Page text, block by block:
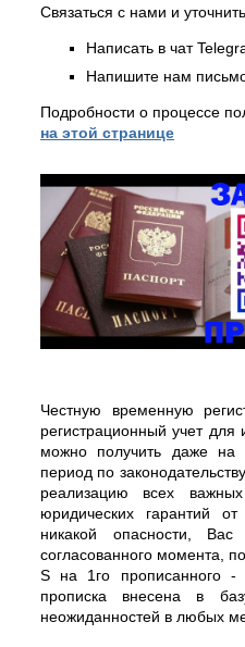
Связаться с нами и
Написать в чат
Напишите нам
Подробности о процессе
на этой странице
Честную временную
регистрационный учет
можно получить даже
период по
реализацию всех важных
юридических гарантий
никакой опасности,
согласованного момента,
S на 1го прописанного
прописка внесена в
неожиданностей в любых